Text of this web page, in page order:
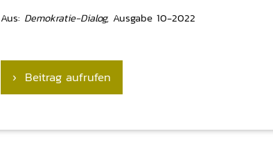
Aus: Demokratie-Dialog, Ausgabe 10-2022
› Beitrag aufrufen